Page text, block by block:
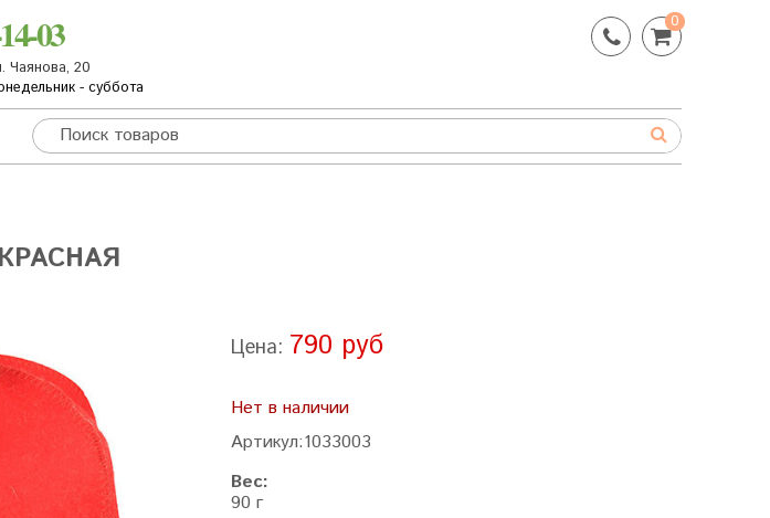
03
Чаянова, 20
- суббота
0
Цена: 790 руб
Нет в наличии
Артикул:1033003
Вес:
90 г